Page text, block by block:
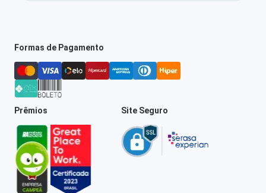
Formas de Pagamento
Prêmios Site Seguro